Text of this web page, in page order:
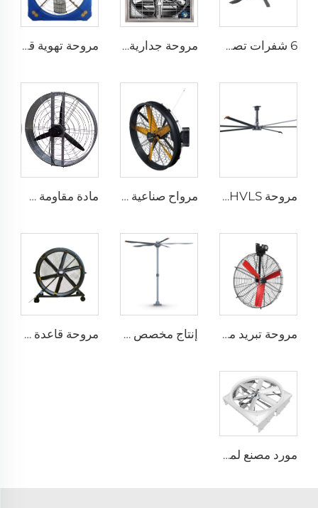
6 شفرات تصميم جديد مروحة سقف تجارية بمحرك AC مروحة جدارية صناعية مقاس 1530 مم للحظائر المغلفة بالزنك والمصنوعة من الفولاذ المقاوم للصدأ مروحة تهوية قطرها 1.2 متر لمزرعة الأبقار مروحة استنزاف خضراء لمزرعة الأبقار مروحة استنزاف الحليب
مروحة HVLS بطول 24 قدمًا (7.3 متر) كبيرة الحجم، مروحة سقف صناعية كهربائية لمزارع الأبقار والمستودعات مرواح صناعية مثبتة على الحائط بسرعة عالية جودة عالية مع محرك 220 فولت لمصانع المستشفيات والمطاعم والمزارع والفنادق مادة مقاومة طويلة الأمد بسعر مصنع عالي الجودة 950 مم مروحة تهوية جدارية دائرية لمزرعة الأبقار
مروحة تبريد مباشرة من المصنع، شفرات من النيلون، مناسبة لاستخدامها في مستودعات الألبان ومزارع الأبقار، مروحة صناعية للتهوية إنتاج مخصص بمروحة عملاقة ذات حجم كبير وسرعة منخفضة قطرها 16 قدم (5 أمتار) ومزودة بمحرك PMSM مروحة قاعدة بقطر 80 بوصة، قابلة للحركة، هادئة، ارتفاع 2000 ملم، مناسبة للاستخدام في المنازل والمرافق الصناعية والمطاعم، تعمل بجهدين 220 فولت/380 فولت، مصنوعة من الألمنيوم
مورد مصنع لمراوح تدوير حجم 72 إنش نظام تهوية توفير طاقة لمزرعة الماشية